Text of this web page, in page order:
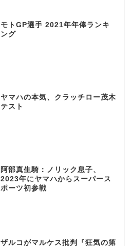
モトGP選手 2021年年俸ランキ
ング
ヤマハの本気、クラッチロー茂木
テスト
阿部真生騎：ノリック息子、
2023年にヤマハからスーパース
ポーツ初参戦
ザルコがマルケス批判『狂気の第